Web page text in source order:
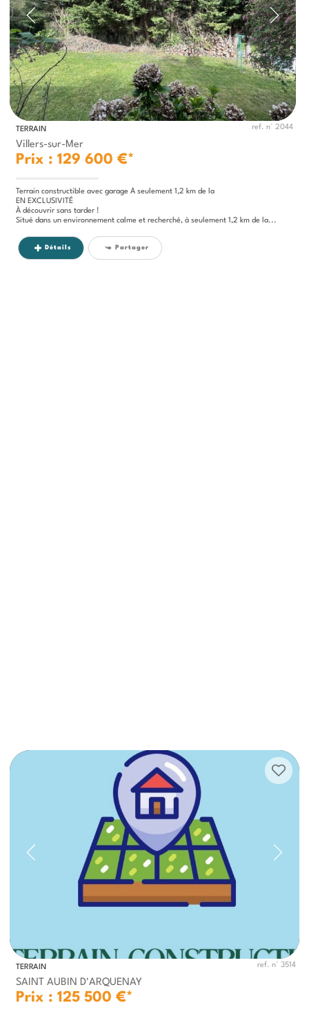
TERRAIN ref. n° 2044
Villers-sur-Mer
Prix : 129 600 €*
Terrain constructible avec garage À seulement 1,2 km de la
EN EXCLUSIVITÉ
À découvrir sans tarder !
Situé dans un environnement calme et recherché, à seulement 1,2 km de la...
Détails Partager
TERRAIN ref. n° 3514
SAINT AUBIN D'ARQUENAY
Prix : 125 500 €*